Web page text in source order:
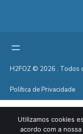
H2FOZ © 2026 . Todos
Política de Privacidade
Utilizamos cookies
acordo com a